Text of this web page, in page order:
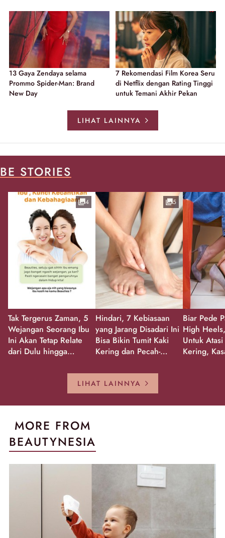
13 Gaya Zendaya selama
Prommo Spider-Man: Brand
New Day
7 Rekomendasi Film Korea Seru
di Netflix dengan Rating Tinggi
untuk Temani Akhir Pekan
LIHAT LAINNYA
BE STORIES
Tak Tergerus Zaman, 5
Wejangan Seorang Ibu
Ini Akan Tetap Relate
dari Dulu hingga
4
Hindari, 7 Kebiasaan
yang Jarang Disadari Ini
Bisa Bikin Tumit Kaki
Kering dan Pecah-
5
Biar Pede
High
Untuk
Kering,
LIHAT LAINNYA
MORE FROM
BEAUTYNESIA